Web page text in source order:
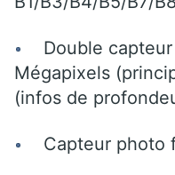
Double capteur
Mégapixels
(infos de
Capteur photo